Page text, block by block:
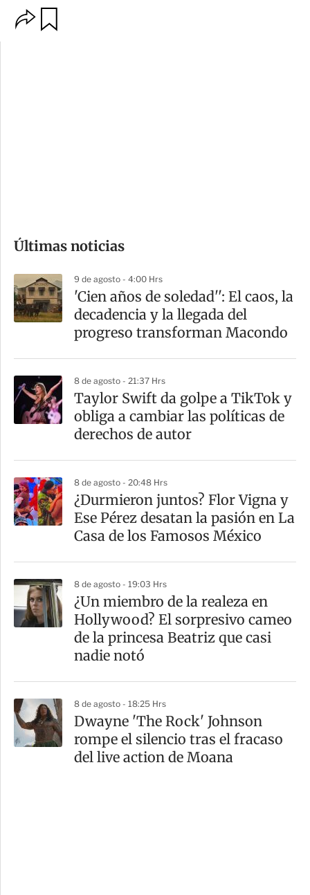
p
m
a
r
t
Últimas noticias
9 de agosto - 4:00 Hrs
'Cien años de soledad'': El caos, la
decadencia y la llegada del
progreso transforman Macondo
8 de agosto - 21:37 Hrs
Taylor Swift da golpe a TikTok y
obliga a cambiar las políticas de
derechos de autor
8 de agosto - 20:48 Hrs
¿Durmieron juntos? Flor Vigna y
Ese Pérez desatan la pasión en La
Casa de los Famosos México
8 de agosto - 19:03 Hrs
¿Un miembro de la realeza en
Hollywood? El sorpresivo cameo
de la princesa Beatriz que casi
nadie notó
8 de agosto - 18:25 Hrs
Dwayne 'The Rock' Johnson
rompe el silencio tras el fracaso
del live action de Moana